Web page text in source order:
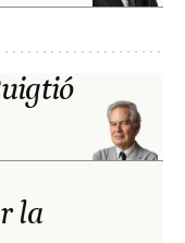
la